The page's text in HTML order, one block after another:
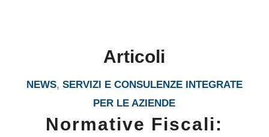
Articoli
NEWS, SERVIZI E CONSULENZE INTEGRATE
PER LE AZIENDE
Normative Fiscali: